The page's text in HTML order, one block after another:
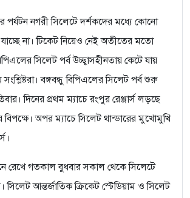
পর্যটন নগরী সিলেটে দর্শকদের মধ্যে কোনো
না। টিকেট নিয়েও নেই অতীতের মতো
সিলেট পর্ব উচ্ছ্বাসহীনতায় কেটে যায়
সংশ্লিষ্টরা। বঙ্গবন্ধু বিপিএলের সিলেট পর্ব শুরু
দিনের প্রথম ম্যাচে রংপুর রেঞ্জার্স লড়ছে
বিপক্ষে। অপর ম্যাচে সিলেট থান্ডারের মুখোমুখি
রেখে গতকাল বুধবার সকাল থেকে সিলেটে
সিলেট আন্তর্জাতিক ক্রিকেট স্টেডিয়াম ও সিলেট